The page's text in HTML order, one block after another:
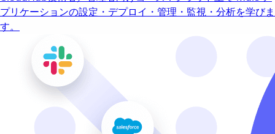
プリケーションの設定・デプロイ・管理・監視・分析を学びま
す。